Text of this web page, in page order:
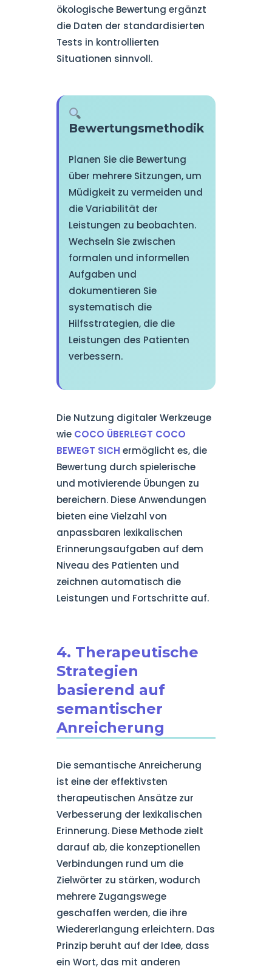
ökologische Bewertung ergänzt
die Daten der standardisierten
Tests in kontrollierten
Situationen sinnvoll.
Bewertungsmethodik
Planen Sie die Bewertung
über mehrere Sitzungen, um
Müdigkeit zu vermeiden und
die Variabilität der
Leistungen zu beobachten.
Wechseln Sie zwischen
formalen und informellen
Aufgaben und
dokumentieren Sie
systematisch die
Hilfsstrategien, die die
Leistungen des Patienten
verbessern.
Die Nutzung digitaler Werkzeuge
wie COCO ÜBERLEGT COCO
BEWEGT SICH ermöglicht es, die
Bewertung durch spielerische
und motivierende Übungen zu
bereichern. Diese Anwendungen
bieten eine Vielzahl von
anpassbaren lexikalischen
Erinnerungsaufgaben auf dem
Niveau des Patienten und
zeichnen automatisch die
Leistungen und Fortschritte auf.
4. Therapeutische
Strategien
basierend auf
semantischer
Anreicherung
Die semantische Anreicherung
ist eine der effektivsten
therapeutischen Ansätze zur
Verbesserung der lexikalischen
Erinnerung. Diese Methode zielt
darauf ab, die konzeptionellen
Verbindungen rund um die
Zielwörter zu stärken, wodurch
mehrere Zugangswege
geschaffen werden, die ihre
Wiedererlangung erleichtern. Das
Prinzip beruht auf der Idee, dass
ein Wort, das mit anderen